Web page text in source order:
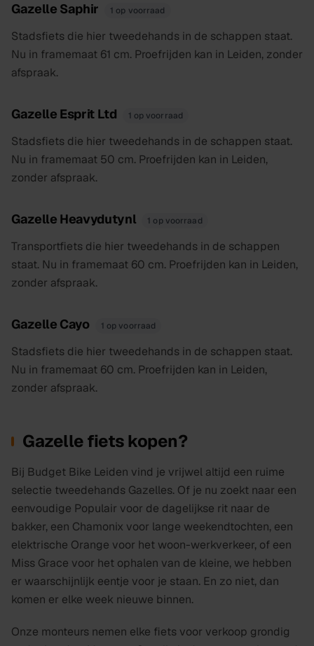
Gazelle Saphir 1 op voorraad
Stadsfiets die hier tweedehands in de schappen staat.
Nu in framemaat 61 cm. Proefrijden kan in Leiden, zonder
afspraak.
Gazelle Esprit Ltd 1 op voorraad
Stadsfiets die hier tweedehands in de schappen staat.
Nu in framemaat 50 cm. Proefrijden kan in Leiden,
zonder afspraak.
Gazelle Heavydutynl 1 op voorraad
Transportfiets die hier tweedehands in de schappen
staat. Nu in framemaat 60 cm. Proefrijden kan in Leiden,
zonder afspraak.
Gazelle Cayo 1 op voorraad
Stadsfiets die hier tweedehands in de schappen staat.
Nu in framemaat 60 cm. Proefrijden kan in Leiden,
zonder afspraak.
Gazelle fiets kopen?
Bij Budget Bike Leiden vind je vrijwel altijd een ruime
selectie tweedehands Gazelles. Of je nu zoekt naar een
eenvoudige Populair voor de dagelijkse rit naar de
bakker, een Chamonix voor lange weekendtochten, een
elektrische Orange voor het woon-werkverkeer, of een
Miss Grace voor het ophalen van de kleine, we hebben
er waarschijnlijk eentje voor je staan. En zo niet, dan
komen er elke week nieuwe binnen.
Onze monteurs nemen elke fiets voor verkoop grondig